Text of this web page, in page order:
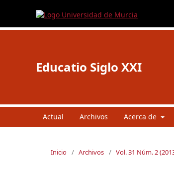
Educatio Siglo XXI
Actual Archivos Acerca de
Inicio / Archivos / Vol. 31 Núm. 2